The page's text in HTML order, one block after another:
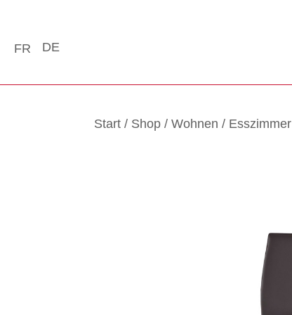
FR DE
Start / Shop /Wohnen / Esszimmer